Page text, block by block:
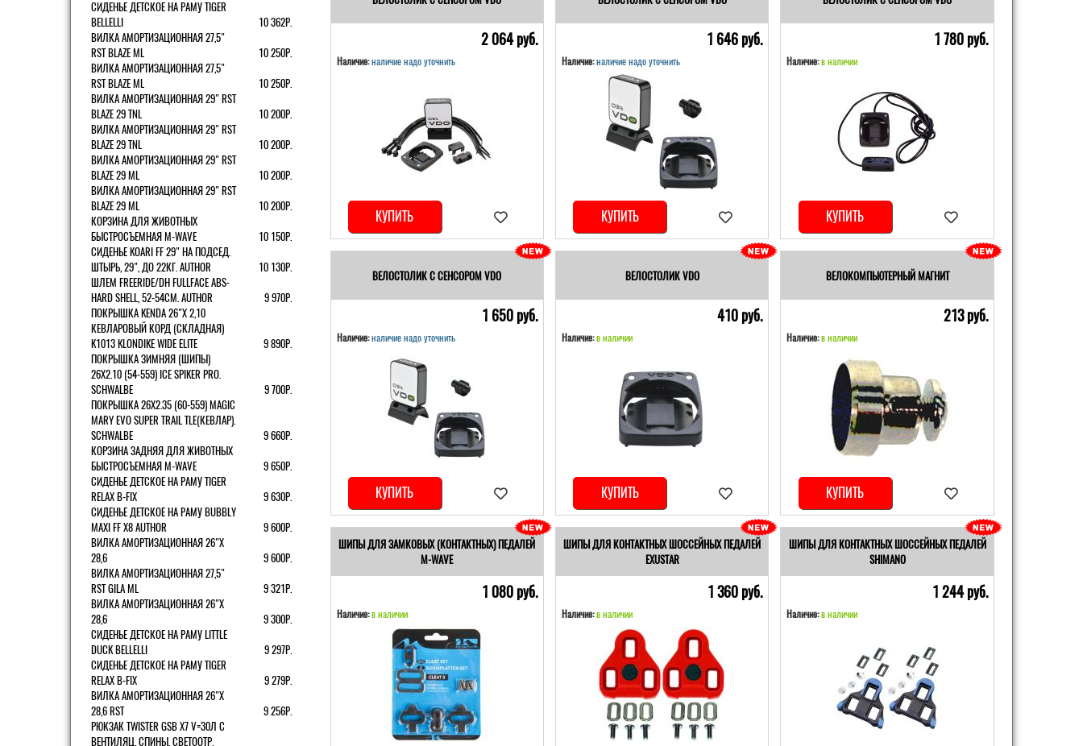
СИДЕНЬЕ ДЕТСКОЕ НА РАМУ TIGER
BELLELLI
10 362Р.
ВИЛКА АМОРТИЗАЦИОННАЯ 27,5"
RST BLAZE ML
10 250Р.
ВИЛКА АМОРТИЗАЦИОННАЯ 27,5"
RST BLAZE ML
10 250Р.
ВИЛКА АМОРТИЗАЦИОННАЯ 29" RST
BLAZE 29 TNL
10 200Р.
ВИЛКА АМОРТИЗАЦИОННАЯ 29" RST
BLAZE 29 TNL
10 200Р.
ВИЛКА АМОРТИЗАЦИОННАЯ 29" RST
BLAZE 29 ML
10 200Р.
ВИЛКА АМОРТИЗАЦИОННАЯ 29" RST
BLAZE 29 ML
10 200Р.
КОРЗИНА ДЛЯ ЖИВОТНЫХ
БЫСТРОСЪЕМНАЯ M-WAVE
10 150Р.
СИДЕНЬЕ KOARI FF 29" НА ПОДСЕД.
ШТЫРЬ, 29", ДО 22КГ. AUTHOR
10 130Р.
ШЛЕМ FREERIDE/DH FULLFACE ABS-
HARD SHELL, 52-54СМ. AUTHOR
9 970Р.
ПОКРЫШКА KENDA 26"Х 2,10
КЕВЛАРОВЫЙ КОРД (СКЛАДНАЯ)
K1013 KLONDIKE WIDE ELITE
9 890Р.
ПОКРЫШКА ЗИМНЯЯ (ШИПЫ)
26X2.10 (54-559) ICE SPIKER PRO.
SCHWALBE
9 700Р.
ПОКРЫШКА 26X2.35 (60-559) MAGIC
MARY EVO SUPER TRAIL TLE(КЕВЛАР).
SCHWALBE
9 660Р.
КОРЗИНА ЗАДНЯЯ ДЛЯ ЖИВОТНЫХ
БЫСТРОСЪЕМНАЯ M-WAVE
9 650Р.
СИДЕНЬЕ ДЕТСКОЕ НА РАМУ TIGER
RELAX B-FIX
9 630Р.
СИДЕНЬЕ ДЕТСКОЕ НА РАМУ BUBBLY
MAXI FF X8 AUTHOR
9 600Р.
ВИЛКА АМОРТИЗАЦИОННАЯ 26"Х
28,6
9 600Р.
ВИЛКА АМОРТИЗАЦИОННАЯ 27,5"
RST GILA ML
9 321Р.
ВИЛКА АМОРТИЗАЦИОННАЯ 26"Х
28,6
9 300Р.
СИДЕНЬЕ ДЕТСКОЕ НА РАМУ LITTLE
DUCK BELLELLI
9 297Р.
СИДЕНЬЕ ДЕТСКОЕ НА РАМУ TIGER
RELAX B-FIX
9 279Р.
ВИЛКА АМОРТИЗАЦИОННАЯ 26"Х
28,6 RST
9 256Р.
РЮКЗАК TWISTER GSB X7 V=30Л С
ВЕНТИЛЯЦ. СПИНЫ, СВЕТООТР.
2 064 pуб.
Наличие: наличие надо уточнить
КУПИТЬ
1 646 pуб.
Наличие:наличие надо уточнить
КУПИТЬ
1 780 pуб.
Наличие:в наличии
КУПИТЬ
ВЕЛОСТОЛИК С СЕНСОРОМ VDO
1 650 pуб.
Наличие: наличие надо уточнить
КУПИТЬ
ВЕЛОСТОЛИК VDO
410 pуб.
Наличие:в наличии
КУПИТЬ
ВЕЛОКОМПЬЮТЕРНЫЙ МАГНИТ
213 pуб.
Наличие:в наличии
КУПИТЬ
ШИПЫ ДЛЯ ЗАМКОВЫХ (КОНТАКТНЫХ) ПЕДАЛЕЙ
M-WAVE
1 080 pуб.
Наличие: в наличии
ШИПЫ ДЛЯ КОНТАКТНЫХ ШОССЕЙНЫХ ПЕДАЛЕЙ
EXUSTAR
1 360 pуб.
Наличие:в наличии
ШИПЫ ДЛЯ КОНТАКТНЫХ ШОССЕЙНЫХ ПЕДАЛЕЙ
SHIMANO
1 244 pуб.
Наличие:в наличии